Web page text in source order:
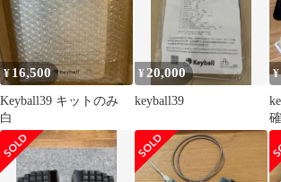
¥ 16,500
Keyball39 キットのみ
白
¥20,000
keyball39
¥